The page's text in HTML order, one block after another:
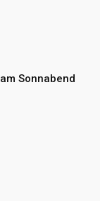
Sonnabend